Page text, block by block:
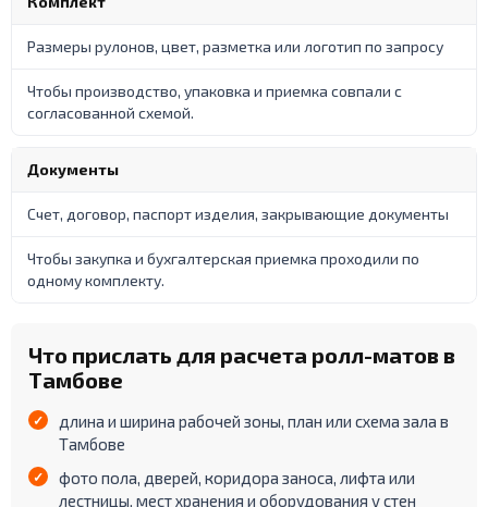
Размеры рулонов, цвет, разметка или логотип по запросу
Чтобы производство, упаковка и приемка совпали с
согласованной схемой.
Документы
Счет, договор, паспорт изделия, закрывающие документы
Чтобы закупка и бухгалтерская приемка проходили по
одному комплекту.
Что прислать для расчета ролл-матов в
Тамбове
длина и ширина рабочей зоны, план или схема зала в
Тамбове
фото пола, дверей, коридора заноса, лифта или
лестницы, мест хранения и оборудования у стен